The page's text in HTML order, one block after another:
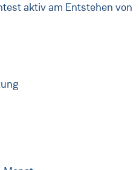
aktiv am Entstehen von